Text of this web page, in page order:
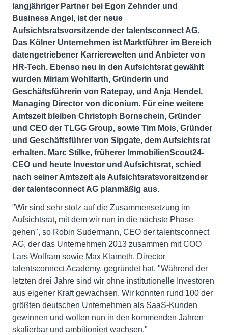
langjähriger Partner bei Egon Zehnder und
Business Angel, ist der neue
Aufsichtsratsvorsitzende der talentsconnect AG.
Das Kölner Unternehmen ist Marktführer im Bereich
datengetriebener Karrierewelten und Anbieter von
HR-Tech. Ebenso neu in den Aufsichtsrat gewählt
wurden Miriam Wohlfarth, Gründerin und
Geschäftsführerin von Ratepay, und Anja Hendel,
Managing Director von diconium. Für eine weitere
Amtszeit bleiben Christoph Bornschein, Gründer
und CEO der TLGG Group, sowie Tim Mois, Gründer
und Geschäftsführer von Sipgate, dem Aufsichtsrat
erhalten. Marc Stilke, früherer ImmobilienScout24-
CEO und heute Investor und Aufsichtsrat, schied
nach seiner Amtszeit als Aufsichtsratsvorsitzender
der talentsconnect AG planmäßig aus.
"Wir sind sehr stolz auf die Zusammensetzung im
Aufsichtsrat, mit dem wir nun in die nächste Phase
gehen", so Robin Sudermann, CEO der talentsconnect
AG, der das Unternehmen 2013 zusammen mit COO
Lars Wolfram sowie Max Klameth, Director
talentsconnect Academy, gegründet hat. "Während der
letzten drei Jahre sind wir ohne institutionelle Investoren
aus eigener Kraft gewachsen. Wir konnten rund 100 der
größten deutschen Unternehmen als SaaS-Kunden
gewinnen und wollen nun in den kommenden Jahren
skalierbar und ambitioniert wachsen."